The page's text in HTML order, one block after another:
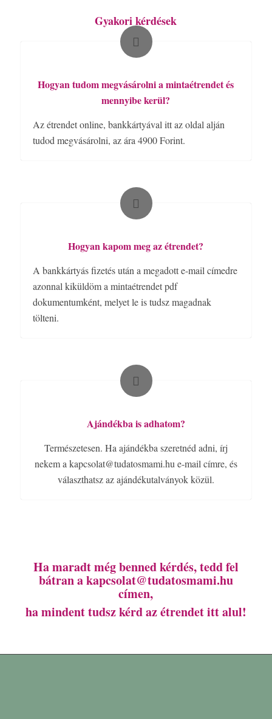
Gyakori kérdések
Hogyan tudom megvásárolni a mintaétrendet és
mennyibe kerül?
Az étrendet online, bankkártyával itt az oldal alján
tudod megvásárolni, az ára 4900 Forint.
Hogyan kapom meg az étrendet?
A bankkártyás fizetés után a megadott e-mail címedre
azonnal kiküldöm a mintaétrendet pdf
dokumentumként, melyet le is tudsz magadnak
tölteni.
Ajándékba is adhatom?
Természetesen. Ha ajándékba szeretnéd adni, írj
nekem a kapcsolat@tudatosmami.hu e-mail címre, és
választhatsz az ajándékutalványok közül.
Ha maradt még benned kérdés, tedd fel
bátran a kapcsolat@tudatosmami.hu
címen,
ha mindent tudsz kérd az étrendet itt alul!